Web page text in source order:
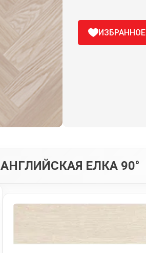
ИЗБРАННОЕ
АНГЛИЙСКАЯ ЕЛКА 90°